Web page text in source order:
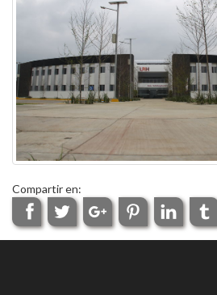
Compartir en: